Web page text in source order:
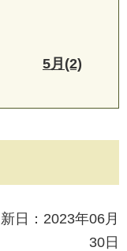
日：2023年06月
30日
5月(2)